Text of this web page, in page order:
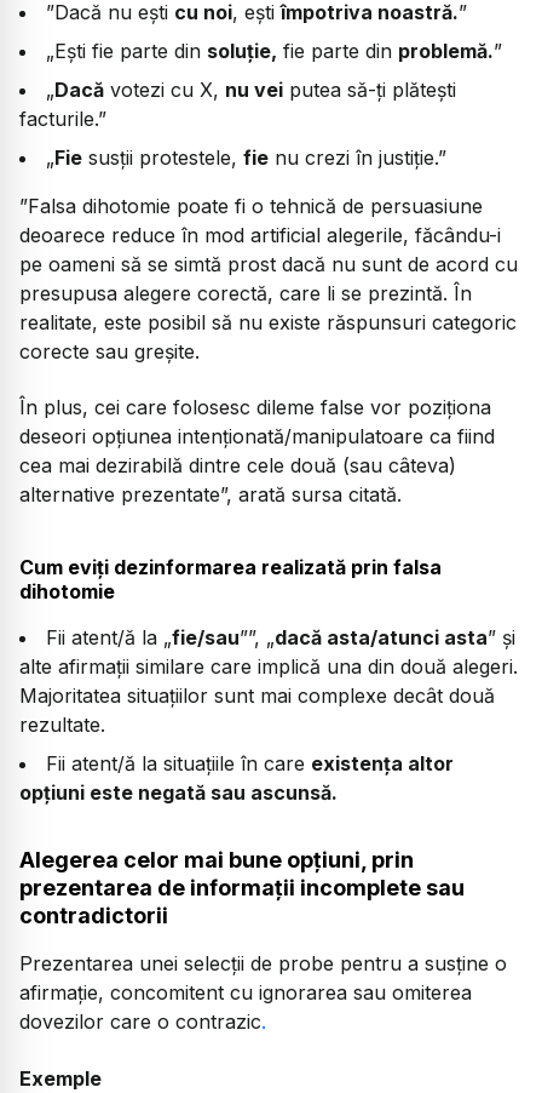
”Dacă nu ești cu noi, eștiîmpotriva noastră.”
„Ești fie parte din soluție, fie parte din problemă.”
„Dacă votezi cu X, nu vei putea să-ți plătești
facturile.”
„Fie susții protestele, fie nu crezi în justiție.”
”Falsa dihotomie poate fi o tehnică de persuasiune
deoarece reduce în mod artificial alegerile, făcându-i
pe oameni să se simtă prost dacă nu sunt de acord cu
presupusa alegere corectă, care li se prezintă. În
realitate, este posibil să nu existe răspunsuri categoric
corecte sau greșite.
În plus, cei care folosesc dileme false vor poziționa
deseori opțiunea intenționată/manipulatoare ca fiind
cea mai dezirabilă dintre cele două (sau câteva)
alternative prezentate”, arată sursa citată.
Cum eviți dezinformarea realizată prin falsa
dihotomie
Fii atent/ă la „fie/sau””, „dacă asta/atunci asta” și
alte afirmații similare care implică una din două alegeri.
Majoritatea situațiilor sunt mai complexe decât două
rezultate.
Fii atent/ă la situațiile în care existența altor
opțiuni este negată sau ascunsă.
Alegerea celor mai bune opțiuni, prin
prezentarea de informații incomplete sau
contradictorii
Prezentarea unei selecții de probe pentru a susține o
afirmație, concomitent cu ignorarea sau omiterea
dovezilor care o contrazic.
Exemple